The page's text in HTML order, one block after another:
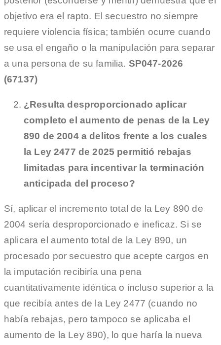
objetivo era el rapto. El secuestro no siempre
requiere violencia física; también ocurre cuando
se usa el engaño o la manipulación para separar
a una persona de su familia. SP047-2026
(67137)
¿Resulta desproporcionado aplicar
completo el aumento de penas de la Ley
890 de 2004 a delitos frente a los cuales
la Ley 2477 de 2025 permitió rebajas
limitadas para incentivar la terminación
anticipada del proceso?
Sí, aplicar el incremento total de la Ley 890 de
2004 sería desproporcionado e ineficaz. Si se
aplicara el aumento total de la Ley 890, un
procesado por secuestro que acepte cargos en
la imputación recibiría una pena
cuantitativamente idéntica o incluso superior a la
que recibía antes de la Ley 2477 (cuando no
había rebajas, pero tampoco se aplicaba el
aumento de la Ley 890), lo que haría la nueva